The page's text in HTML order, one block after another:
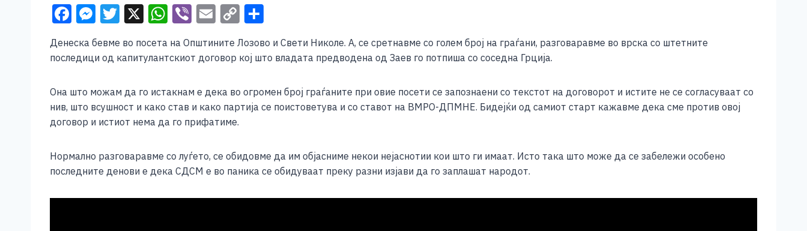
F
c
e
b
o
o
k
M
e
ss
n
g
er
T
tt
X W
at
A
p
p
Vi
er
E
ai
C
o
p
Li
n
ar
Денеска бевме во посета на Општините Лозово и Свети Николе. А, се сретнавме со голем број на граѓани, разговаравме во врска со штетните
последици од капитулантскиот договор кој што владата предводена од Заев го потпиша со соседна Грција.
Она што можам да го истакнам е дека во огромен број граѓаните при овие посети се запознаени со текстот на договорот и истите не се согласуваат со
нив, што всушност и како став и како партија се поистоветува и со ставот на ВМРО-ДПМНЕ. Бидејќи од самиот старт кажавме дека сме против овој
договор и истиот нема да го прифатиме.
Нормално разговаравме со луѓето, се обидовме да им објасниме некои нејаснотии кои што ги имаат. Исто така што може да се забележи особено
последните денови е дека СДСМ е во паника се обидуваат преку разни изјави да го заплашат народот.